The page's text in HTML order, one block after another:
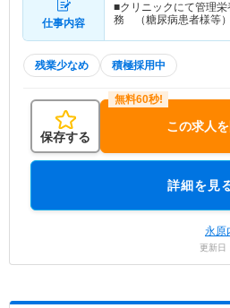
仕事内容
■クリニックにて管理
務 （糖尿病患者様等
残業少なめ 積極採用中
保存する
この求人
詳細を見
永原
更新